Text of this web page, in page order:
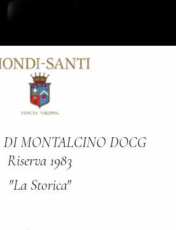
DI MONTALCINO DOCG
Riserva 1983
"La Storica"